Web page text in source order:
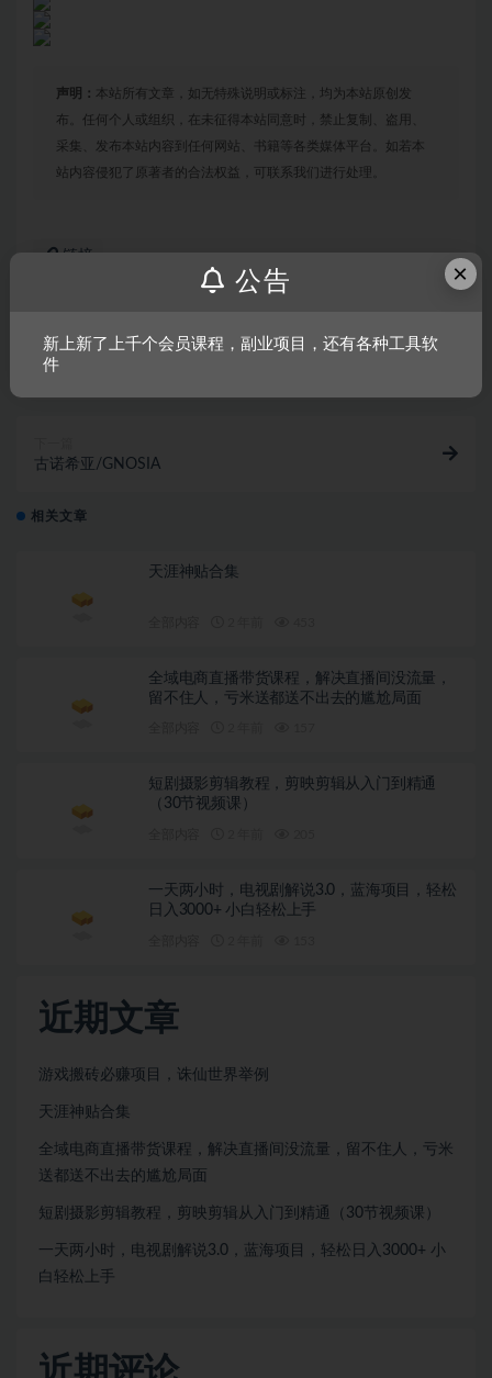
声明： 本站所有文章，如无特殊说明或标注，均为本站原创发
布。任何个人或组织，在未征得本站同意时，禁止复制、盗用、
采集、发布本站内容到任何网站、书籍等各类媒体平台。如若本
站内容侵犯了原著者的合法权益，可联系我们进行处理。
链接
上一篇
古诺希亚/GNOSIA
相关文章
天涯神贴合集
全域电商直播带货课程，解决直播间没流量，
留不住人，亏米送都送不出去的尴尬局面
短剧摄影剪辑教程，剪映剪辑从入门到精通
（30节视频课）
一天两小时，电视剧解说3.0，蓝海项目，轻松
日入3000+ 小白轻松上手
近期文章
游戏搬砖必赚项目，诛仙世界举例
天涯神贴合集
全域电商直播带货课程，解决直播间没流量，留不住人，亏米
送都送不出去的尴尬局面
短剧摄影剪辑教程，剪映剪辑从入门到精通（30节视频课）
一天两小时，电视剧解说3.0，蓝海项目，轻松日入3000+ 小
白轻松上手
×
公告
新上新了上千个会员课程，副业项目，还有各种工具软
件